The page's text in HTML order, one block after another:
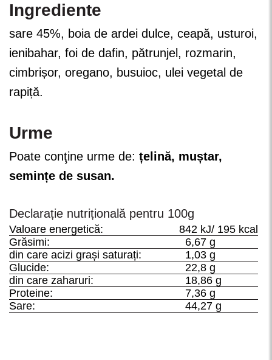
Ingrediente
sare 45%, boia de ardei dulce, ceapă, usturoi,
ienibahar, foi de dafin, pătrunjel, rozmarin,
cimbrișor, oregano, busuioc, ulei vegetal de
rapiță.
Urme
Poate conţine urme de: țelină, muștar,
semințe de susan.
Declarație nutrițională pentru 100g
Valoare energetică:
842 kJ/ 195 kcal
Grăsimi:
6,67 g
din care acizi grași saturați:
1,03 g
Glucide:
22,8 g
din care zaharuri:
18,86 g
Proteine:
7,36 g
Sare:
44,27 g